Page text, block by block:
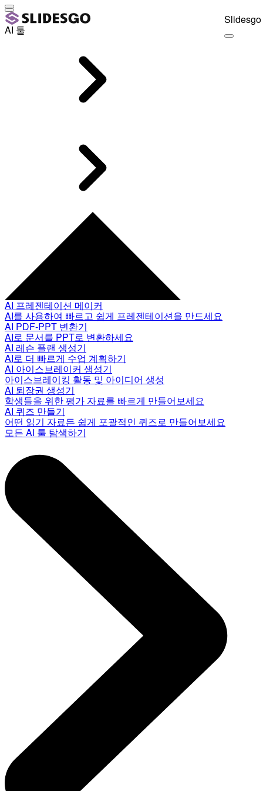
AI 툴
AI 프레젠테이션 메이커
AI를 사용하여 빠르고 쉽게 프레젠테이션을 만드세요
AI PDF-PPT 변환기
AI로 문서를 PPT로 변환하세요
AI 레슨 플랜 생성기
AI로 더 빠르게 수업 계획하기
AI 아이스브레이커 생성기
아이스브레이킹 활동 및 아이디어 생성
AI 퇴장권 생성기
학생들을 위한 평가 자료를 빠르게 만들어보세요
AI 퀴즈 만들기
어떤 읽기 자료든 쉽게 포괄적인 퀴즈로 만들어보세요
모든 AI 툴 탐색하기